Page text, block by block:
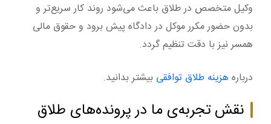
وکیل متخصص در طلاق باعث می‌شود روند کار سریع‌تر و
بدون حضور مکرر موکل در دادگاه پیش برود و حقوق مالی
همسر نیز با دقت تنظیم گردد.
درباره هزینه طلاق توافقی بیشتر بدانید.
نقش تجربه‌ی ما در پرونده‌های طلاق